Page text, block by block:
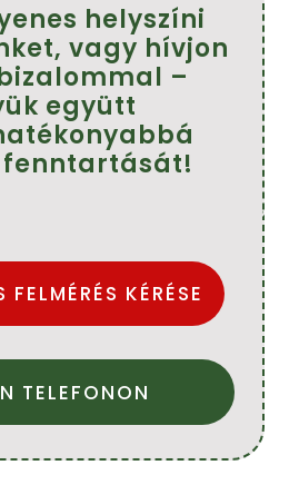
helyszíni
vagy hívjon
–
együtt
KÉRÉSE
TELEFONON